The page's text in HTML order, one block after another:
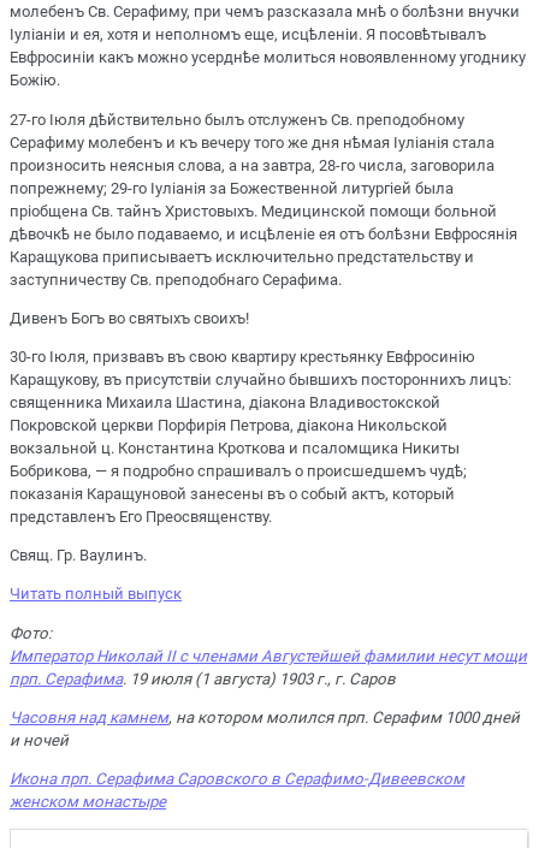
молебенъ Св. Серафиму, при чемъ разсказала мнѣ о болѣзни внучки
Іуліаніи и ея, хотя и неполномъ еще, исцѣленіи. Я посовѣтывалъ
Евфросиніи какъ можно усерднѣе молиться новоявленному угоднику
Божію.
27-го Іюля дѣйствительно былъ отслуженъ Св. преподобному
Серафиму молебенъ и къ вечеру того же дня нѣмая Іуліанія стала
произносить неясныя слова, а на завтра, 28-го числа, заговорила
попрежнему; 29-го Іуліанія за Божественной литургіей была
пріобщена Св. тайнъ Христовыхъ. Медицинской помощи больной
дѣвочкѣ не было подаваемо, и исцѣленіе ея отъ болѣзни Евфросянія
Каращукова приписываетъ исключительно предстательству и
заступничеству Св. преподобнаго Серафима.
Дивенъ Богъ во святыхъ своихъ!
30-го Іюля, призвавъ въ свою квартиру крестьянку Евфросинію
Каращукову, въ присутствіи случайно бывшихъ постороннихъ лицъ:
священника Михаила Шастина, діакона Владивостокской
Покровской церкви Порфирія Петрова, діакона Никольской
вокзальной ц. Константина Кроткова и псаломщика Никиты
Бобрикова, — я подробно спрашивалъ о происшедшемъ чудѣ;
показанія Каращуновой занесены въ о собый актъ, который
представленъ Его Преосвященству.
Свящ. Гр. Ваулинъ.
Читать полный выпуск
Фото:
Император Николай II с членами Августейшей фамилии несут мощи
прп. Серафима. 19 июля (1 августа) 1903 г., г. Саров
Часовня над камнем, на котором молился прп. Серафим 1000 дней
и ночей
Икона прп. Серафима Саровского в Серафимо-Дивеевском
женском монастыре